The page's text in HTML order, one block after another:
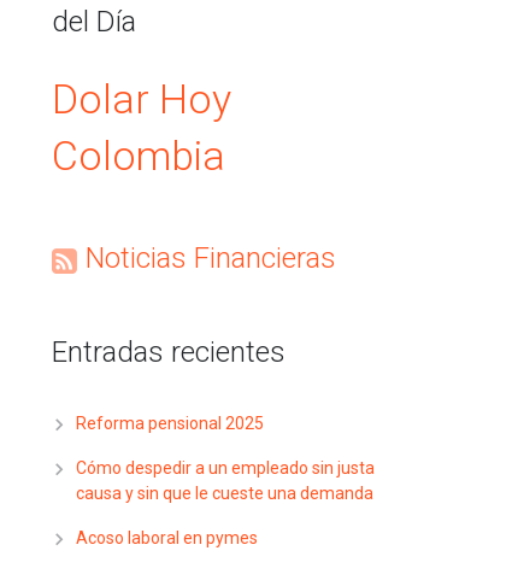
del Día
Dolar Hoy
Colombia
Noticias Financieras
Entradas recientes
Reforma pensional 2025
Cómo despedir a un empleado sin justa
causa y sin que le cueste una demanda
Acoso laboral en pymes